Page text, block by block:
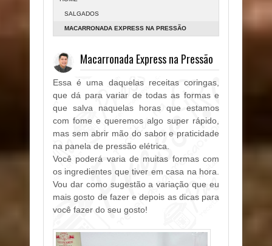
SALGADOS
MACARRONADA EXPRESS NA PRESSÃO
Macarronada Express na Pressão
Essa é uma daquelas receitas coringas,
que dá para variar de todas as formas e
que salva naquelas horas que estamos
com fome e queremos algo super rápido,
mas sem abrir mão do sabor e praticidade
na panela de pressão elétrica.
Você poderá varia de muitas formas com
os ingredientes que tiver em casa na hora.
Vou dar como sugestão a variação que eu
mais gosto de fazer e depois as dicas para
você fazer do seu gosto!